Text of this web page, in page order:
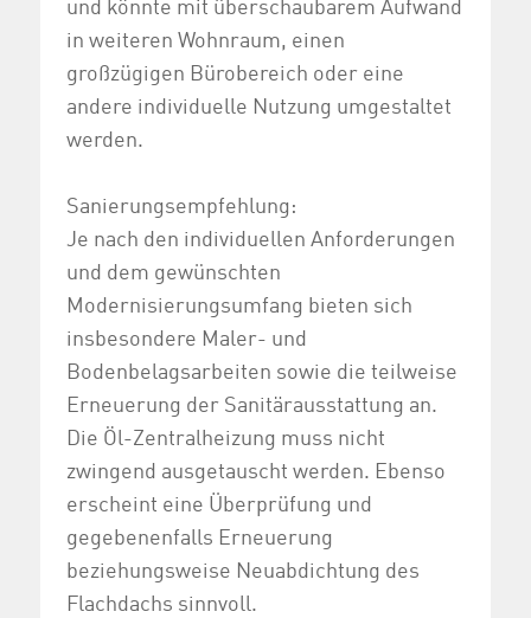
in weiteren Wohnraum, einen
großzügigen Bürobereich oder eine
andere individuelle Nutzung umgestaltet
werden.
Sanierungsempfehlung:
Je nach den individuellen Anforderungen
und dem gewünschten
Modernisierungsumfang bieten sich
insbesondere Maler- und
Bodenbelagsarbeiten sowie die teilweise
Erneuerung der Sanitärausstattung an.
Die Öl-Zentralheizung muss nicht
zwingend ausgetauscht werden. Ebenso
erscheint eine Überprüfung und
gegebenenfalls Erneuerung
beziehungsweise Neuabdichtung des
Flachdachs sinnvoll.